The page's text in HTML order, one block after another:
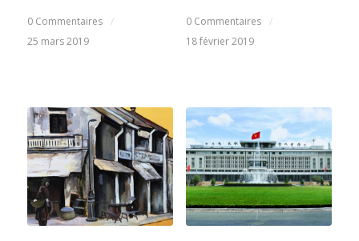
0 Commentaires
/
25 mars 2019
0 Commentaires
/
18 février 2019